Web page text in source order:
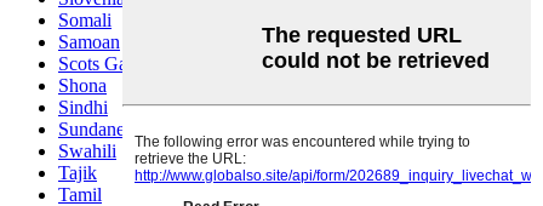
Somali
Samoan
Scots Gaelic
Shona
Sindhi
Sundanese
Swahili
Tajik
Tamil